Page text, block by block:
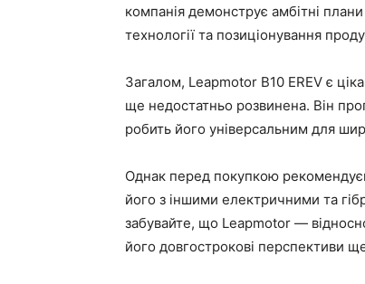
компанія демонструє амбітні
технології та позиціонування
Загалом, Leapmotor B10 EREV є
ще недостатньо розвинена. Він
робить його універсальним для
Однак перед покупкою
його з іншими електричними та
забувайте, що Leapmotor —
його довгострокові перспективи